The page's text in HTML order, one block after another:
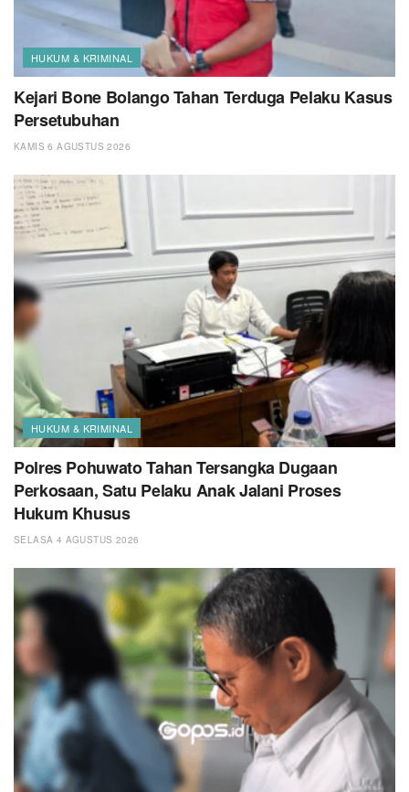
HUKUM & KRIMINAL
Kejari Bone Bolango Tahan Terduga Pelaku Kasus
Persetubuhan
KAMIS 6 AGUSTUS 2026
HUKUM & KRIMINAL
Polres Pohuwato Tahan Tersangka Dugaan
Perkosaan, Satu Pelaku Anak Jalani Proses
Hukum Khusus
SELASA 4 AGUSTUS 2026